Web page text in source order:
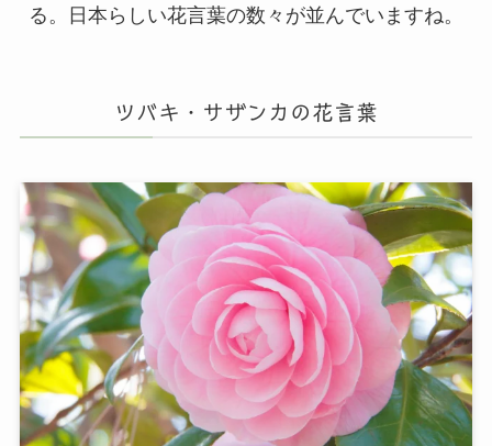
る。日本らしい花言葉の数々が並んでいますね。
ツバキ・サザンカの花言葉